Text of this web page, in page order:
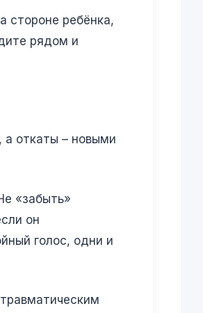
стороне ребёнка,
рядом и
а откаты – новыми
«забыть»
он
голос, одни и